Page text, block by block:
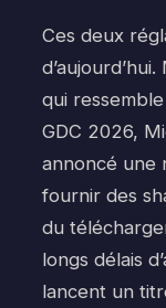
Ces deux
qui
GDC 2026,
annoncé une
fournir des
du
longs délais
lancent un